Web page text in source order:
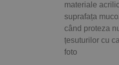
materiale
suprafața
când proteza
țesuturilor cu
foto